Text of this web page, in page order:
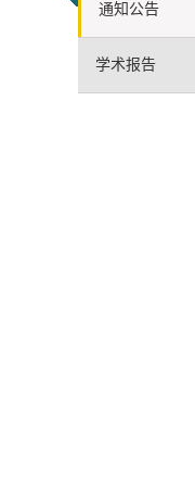
通知公告
学术报告